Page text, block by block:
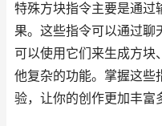
特殊方块指令主要是通过
果。这些指令可以通过聊
可以使用它们来生成方块
他复杂的功能。掌握这些
验，让你的创作更加丰富